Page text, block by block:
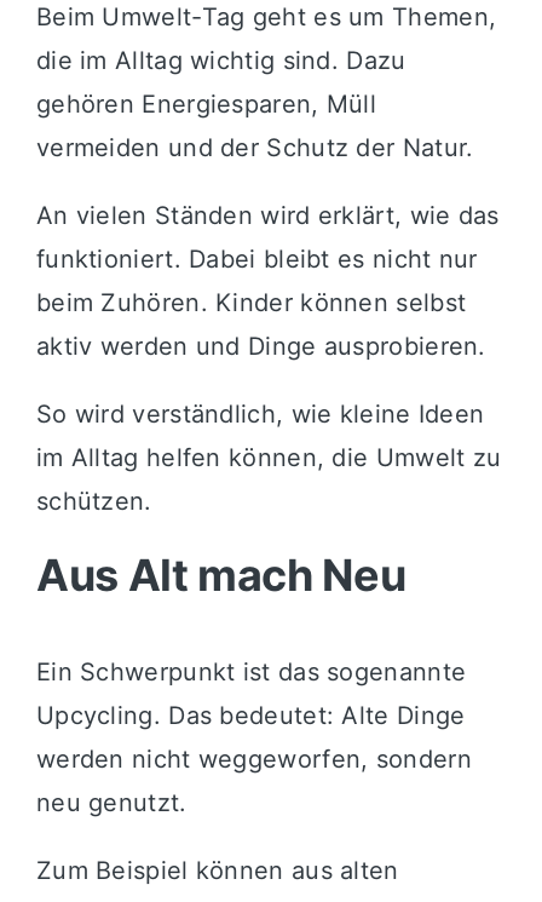
Beim Umwelt-Tag geht es um Themen,
die im Alltag wichtig sind. Dazu
gehören Energiesparen, Müll
vermeiden und der Schutz der Natur.
An vielen Ständen wird erklärt, wie das
funktioniert. Dabei bleibt es nicht nur
beim Zuhören. Kinder können selbst
aktiv werden und Dinge ausprobieren.
So wird verständlich, wie kleine Ideen
im Alltag helfen können, die Umwelt zu
schützen.
Aus Alt mach Neu
Ein Schwerpunkt ist das sogenannte
Upcycling. Das bedeutet: Alte Dinge
werden nicht weggeworfen, sondern
neu genutzt.
Zum Beispiel können aus alten